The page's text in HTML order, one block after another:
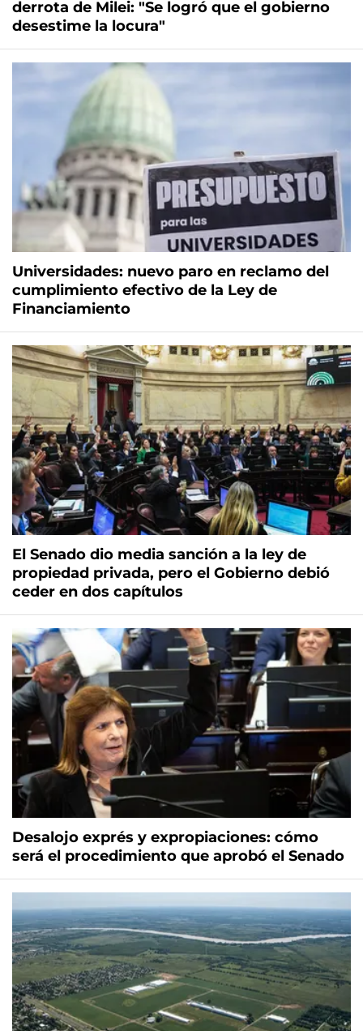
derrota de Milei: "Se logró que el gobierno
desestime la locura"
Universidades: nuevo paro en reclamo del
cumplimiento efectivo de la Ley de
Financiamiento
El Senado dio media sanción a la ley de
propiedad privada, pero el Gobierno debió
ceder en dos capítulos
Desalojo exprés y expropiaciones: cómo
será el procedimiento que aprobó el Senado